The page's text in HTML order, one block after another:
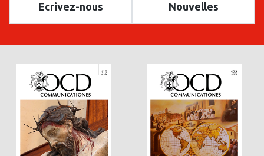
Ecrivez-nous Nouvelles